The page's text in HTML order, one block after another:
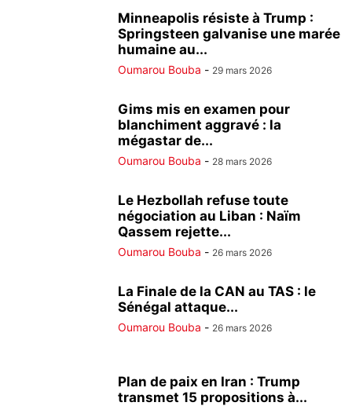
Minneapolis résiste à Trump :
Springsteen galvanise une marée
humaine au...
Oumarou Bouba - 29 mars 2026
Gims mis en examen pour
blanchiment aggravé : la
mégastar de...
Oumarou Bouba - 28 mars 2026
Le Hezbollah refuse toute
négociation au Liban : Naïm
Qassem rejette...
Oumarou Bouba - 26 mars 2026
La Finale de la CAN au TAS : le
Sénégal attaque...
Oumarou Bouba - 26 mars 2026
Plan de paix en Iran : Trump
transmet 15 propositions à...